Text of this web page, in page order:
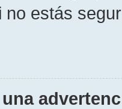
no estás